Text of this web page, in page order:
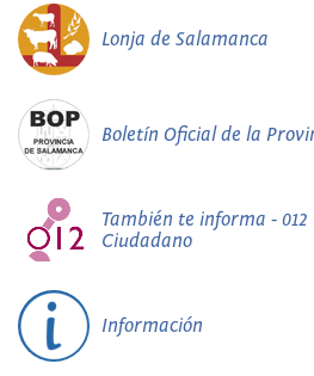
Lonja de Salamanca
Boletín Oficial de la
También te informa - 012
Ciudadano
Información